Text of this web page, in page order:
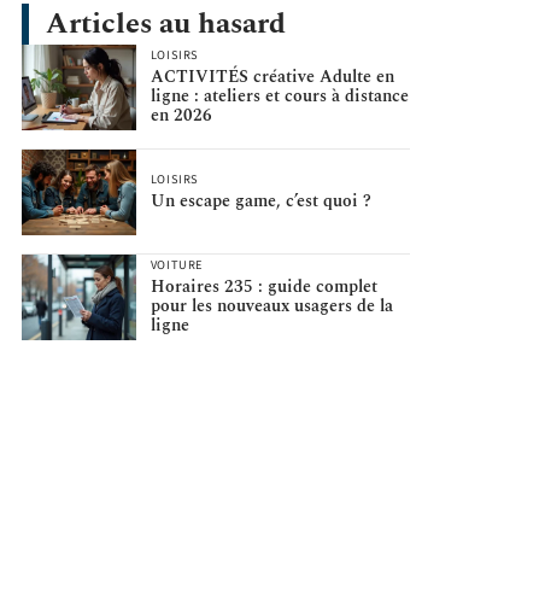
Articles au hasard
LOISIRS
ACTIVITÉS créative Adulte en
ligne : ateliers et cours à distance
en 2026
LOISIRS
Un escape game, c’est quoi ?
VOITURE
Horaires 235 : guide complet
pour les nouveaux usagers de la
ligne